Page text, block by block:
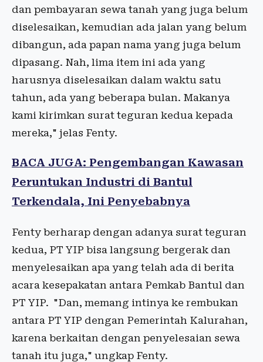
dan pembayaran sewa tanah yang juga belum
diselesaikan, kemudian ada jalan yang belum
dibangun, ada papan nama yang juga belum
dipasang. Nah, lima item ini ada yang
harusnya diselesaikan dalam waktu satu
tahun, ada yang beberapa bulan. Makanya
kami kirimkan surat teguran kedua kepada
mereka," jelas Fenty.
BACA JUGA: Pengembangan Kawasan
Peruntukan Industri di Bantul
Terkendala, Ini Penyebabnya
Fenty berharap dengan adanya surat teguran
kedua, PT YIP bisa langsung bergerak dan
menyelesaikan apa yang telah ada di berita
acara kesepakatan antara Pemkab Bantul dan
PT YIP. "Dan, memang intinya ke rembukan
antara PT YIP dengan Pemerintah Kalurahan,
karena berkaitan dengan penyelesaian sewa
tanah itu juga," ungkap Fenty.